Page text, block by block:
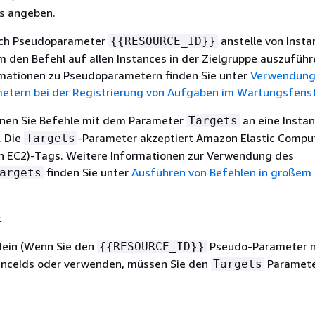
angeben.
Pseudoparameter {{ RESOURCE_ID}} anstelle von
den Befehl auf allen Instances in der Zielgruppe
zu Pseudoparametern finden Sie unter
bei der Registrierung von Aufgaben im
Sie Befehle mit dem Parameter Targets an eine
Die Targets -Parameter akzeptiert Amazon Elastic
EC2)-Tags. Weitere Informationen zur Verwendung des
finden Sie unter Ausführen von Befehlen in großem
(Wenn Sie den {{ RESOURCE_ID}} Pseudo-Parameter
oder verwenden, müssen Sie den Targets